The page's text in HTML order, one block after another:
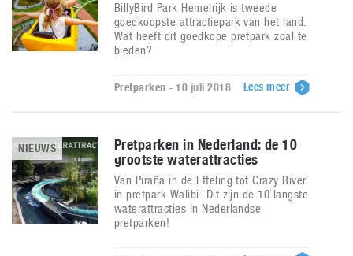
BillyBird Park Hemelrijk is tweede
goedkoopste attractiepark van het land.
Wat heeft dit goedkope pretpark zoal te
bieden?
Pretparken - 10 juli 2018 Lees meer
NIEUWS
Pretparken in Nederland: de 10
grootste waterattracties
Van Piraña in de Efteling tot Crazy River
in pretpark Walibi. Dit zijn de 10 langste
waterattracties in Nederlandse
pretparken!